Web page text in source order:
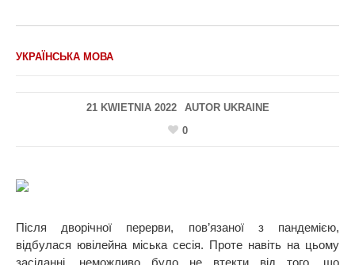
УКРАЇНСЬКА МОВА
21 KWIETNIA 2022 AUTOR UKRAINE
0
Після дворічної перерви, пов’язаної з пандемією,
відбулася ювілейна міська сесія. Проте навіть на цьому
засіданні, неможливо було не втекти від того, що